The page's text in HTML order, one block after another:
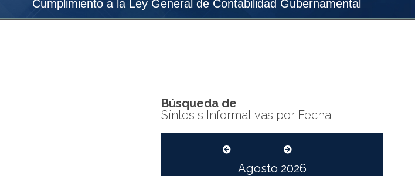
Cumplimiento a la Ley General de Contabilidad Gubernamental
Búsqueda de
Síntesis Informativas por Fecha
Agosto 2026